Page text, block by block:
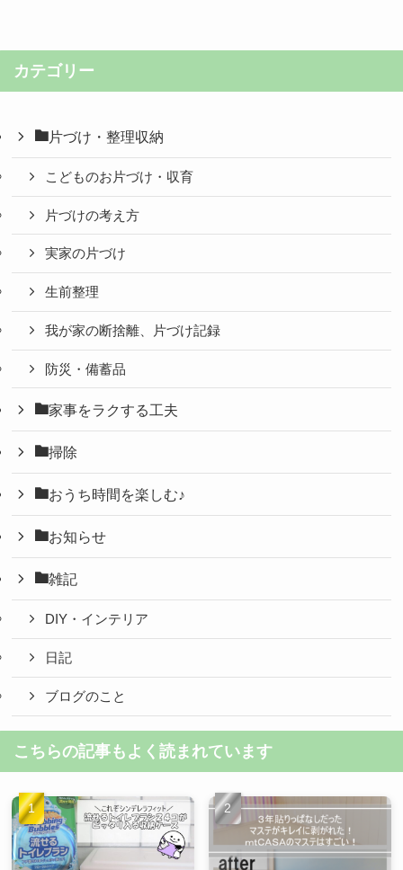
カテゴリー
片づけ・整理収納
こどものお片づけ・収育
片づけの考え方
実家の片づけ
生前整理
我が家の断捨離、片づけ記録
防災・備蓄品
家事をラクする工夫
掃除
おうち時間を楽しむ♪
お知らせ
雑記
DIY・インテリア
日記
ブログのこと
こちらの記事もよく読まれています